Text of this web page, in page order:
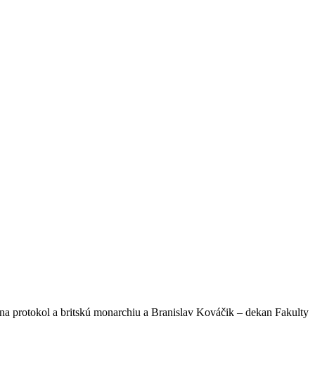
protokol a britskú monarchiu a Branislav Kováčik – dekan Fakulty